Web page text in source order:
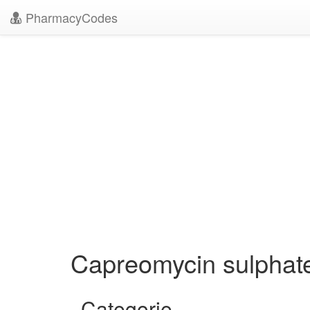
PharmacyCodes
Capreomycin